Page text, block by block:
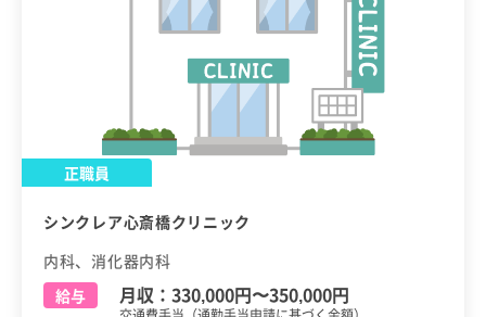
正職員
シンクレア心斎橋クリニック
内科、消化器内科
給与
月収： 330,000円〜350,000円